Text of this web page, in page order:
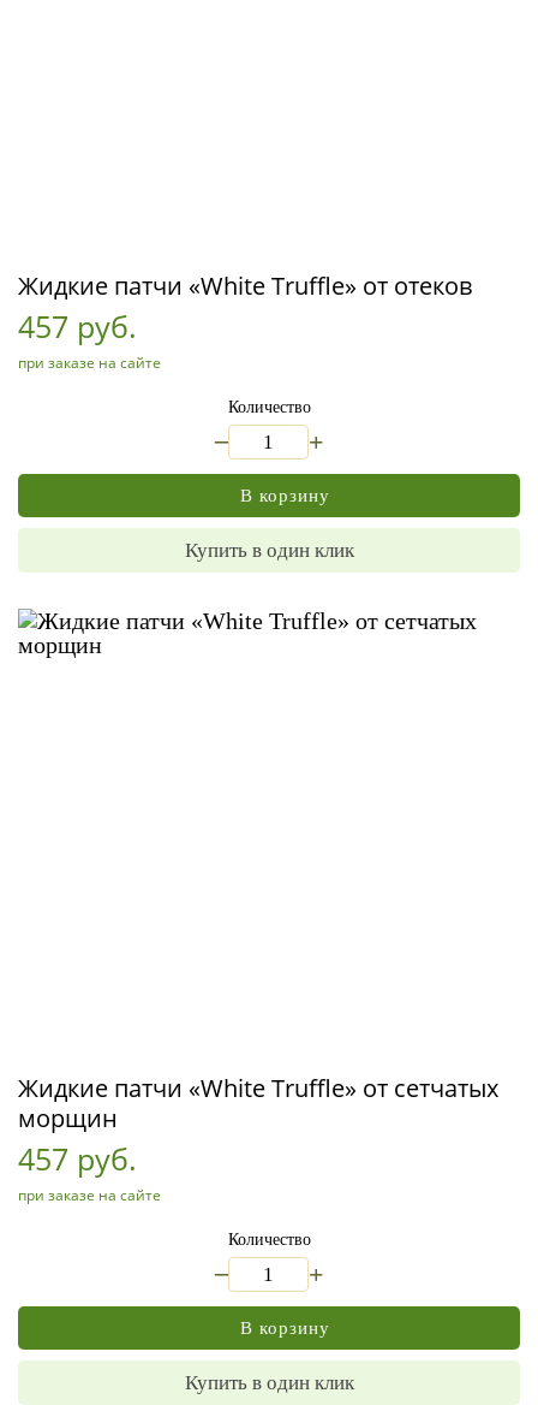
Жидкие патчи «White Truffle» от отеков
457 руб.
при заказе на сайте
Количество
+
В корзину
Купить в один клик
Жидкие патчи «White Truffle» от сетчатых
морщин
457 руб.
при заказе на сайте
Количество
+
В корзину
Купить в один клик